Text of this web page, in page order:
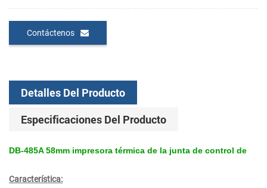
Contáctenos
Detalles Del Producto
Especificaciones Del Producto
DB-485A 58mm impresora térmica de la junta de control de
Característica: